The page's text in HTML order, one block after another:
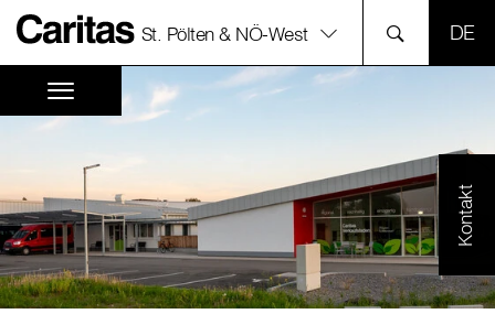
St. Pölten & NÖ-West
Kontakt